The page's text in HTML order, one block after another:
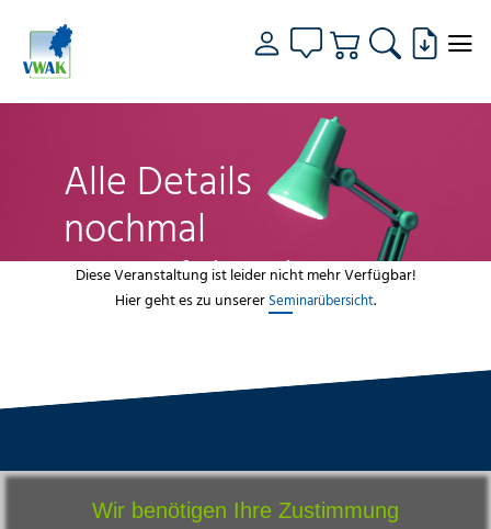
Alle Details
nochmal
genau fokussiert
Diese Veranstaltung ist leider nicht mehr Verfügbar!
Hier geht es zu unserer Seminarübersicht.
VWAK
Karriere
Standorte
Darmstadt
Bildungsangebot
Ausbildung
Wir benötigen Ihre Zustimmung